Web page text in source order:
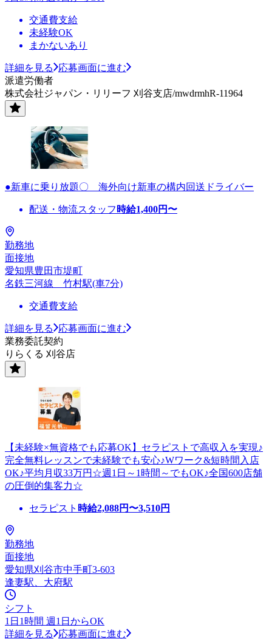
交通費支給
未経験OK
まかないあり
詳細を見る
応募画面に進む
派遣労働者
株式会社ジャパン・リリーフ 刈谷支店/mwdrmhR-11964
●新車に乗り放題〇 海外向け新車の構内回送ドライバー
配送・物流スタッフ 時給1,400円〜
勤務地
面接地
愛知県豊田市堤町
名鉄三河線 竹村駅(車7分)
交通費支給
詳細を見る
応募画面に進む
業務委託契約
りらくる 刈谷店
【未経験×無資格でも応募OK】セラピストで高収入を実現♪
完全無料レッスンで未経験でも安心♪Wワーク&短時間入店
OK♪平均月収33万円☆週1日～1時間～でもOK♪全国600店舗
の圧倒的集客力☆
セラピスト 時給2,088円〜3,510円
勤務地
面接地
愛知県刈谷市中手町3-603
逢妻駅、大府駅
シフト
1日1時間 週1日からOK
詳細を見る
応募画面に進む